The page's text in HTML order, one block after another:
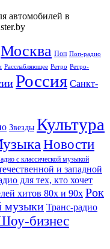
автомобилей в
Москва Поп Поп-радио
Расслабляющее Ретро Ретро-
Россия Санкт-
Звезды Культура
Новости
с классической музыкой
и западной
для тех, кто хочет
хитов 80х и 90х Рок
музыки Транс-радио
бизнес